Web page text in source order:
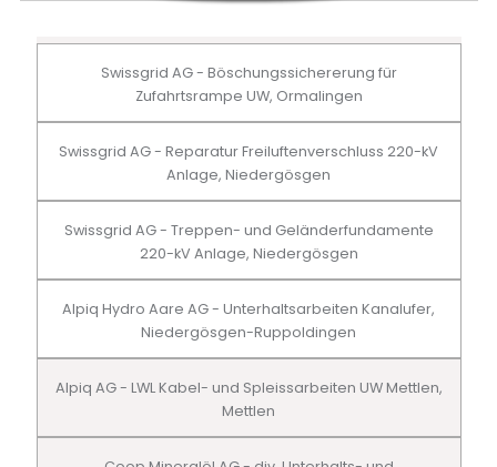
Swissgrid AG - Böschungssichererung für
Zufahrtsrampe UW, Ormalingen
Swissgrid AG - Reparatur Freiluftenverschluss 220-kV
Anlage, Niedergösgen
Swissgrid AG - Treppen- und Geländerfundamente
220-kV Anlage, Niedergösgen
Alpiq Hydro Aare AG - Unterhaltsarbeiten Kanalufer,
Niedergösgen-Ruppoldingen
Alpiq AG - LWL Kabel- und Spleissarbeiten UW Mettlen,
Mettlen